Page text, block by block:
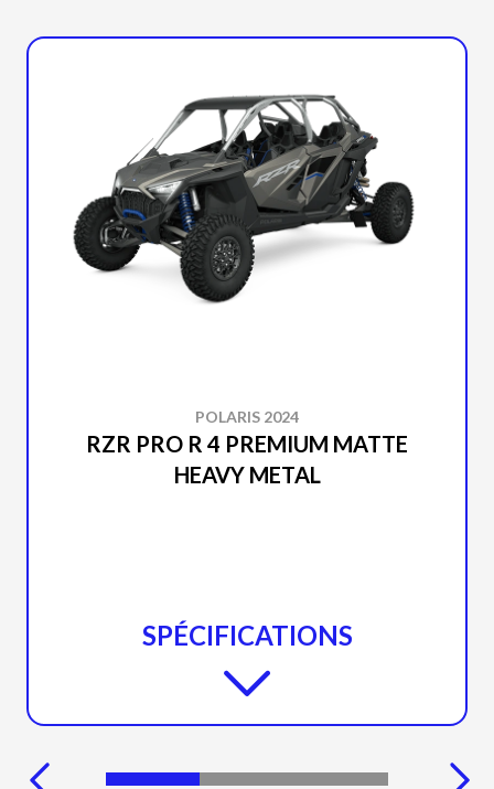
POLARIS 2024
RZR PRO R 4 PREMIUM MATTE
HEAVY METAL
SPÉCIFICATIONS